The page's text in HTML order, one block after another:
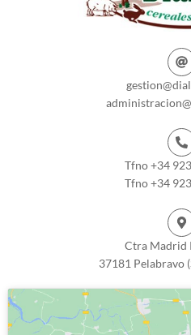
Tfno +34
Tfno +34
Ctra Madrid
37181 Pelabravo